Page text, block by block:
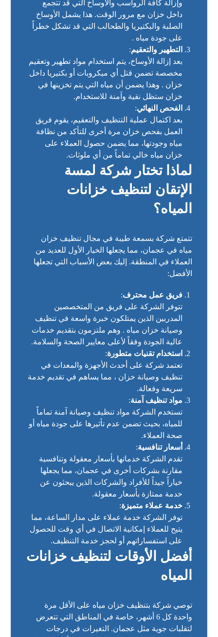
وإزالة كافة الرواسب والأوساخ التي قد تتجمع
داخل خزان مع مرور الوقت. هذا يشمل الأوساخ
الصلبة والبكتيريا والطحالب التي قد تشكل خطراً
على جودة مياه .
التطهير والتعقيم:
بعد إزالة الأوساخ، يتم استخدام مواد تطهير وتعقيم
مخصصة تضمن قتل أي ميكروبات أو بكتيريا داخل
خزان . وهذا يضمن أن مياه التي يتم تخزينها في
خزان ستظل نقية وآمنة للاستخدام.
الفحص النهائي:
بعد اكتمال عملية التنظيف والتعقيم، يقوم فريق
العمل بفحص خزان مرة أخرى للتأكد من نظافة
مياه وجودتها، مما يضمن حصول العملاء على
خزان مياه خالي تماماً من أي ملوثات.
لماذا تختار شركة لمسة
الإتقان لتنظيف خزانات
المياه؟
تتمتع شركة بسمعة طيبة في مجال تنظيف خزان
مياه في عجمان، مما يجعلها الخيار الأول للعديد من
العملاء في المنطقة. إليك بعض الأسباب التي تجعلها
الأفضل:
فريق عمل محترف:
تتوفر الشركة على فريق من المتخصصين
المدربين الذين يمتلكون خبرة واسعة في تنظيف
وصيانة خزان مياه . وهم ملتزمون بتقديم خدمات
عالية الجودة وفقاً لأعلى معايير الصحة والسلامة.
استخدام تقنيات متطورة:
تعتمد شركة على أحدث الأجهزة والمعدات في
تنظيف وصيانة خزان ، مما يساهم في تقديم خدمة
سريعة وفعالة.
مواد تنظيف آمنة:
تستخدم الشركة مواد تنظيف وصيانة آمنة تماماً
للمياه، بحيث تضمن عدم تأثيرها على جودة مياه أو
صحة العملاء.
أسعار تنافسية:
تقدم الشركة خدماتها بأسعار معقولة وتنافسية
مقارنة بشركات أخرى في عجمان، مما يجعلها
خياراً جيداً للأفراد والشركات الذين يبحثون عن
خدمة ممتازة بأسعار معقولة.
خدمة عملاء متميزة:
توفر الشركة خدمة عملاء على مدار الساعة، مما
يتيح للعملاء إمكانية الاتصال في أي وقت للحصول
على استفساراتهم أو لحجز خدمة التنظيف.
أفضل الأوقات لتنظيف خزانات
المياه
توصي شركة بتنظيف خزان مياه على الأقل مرة
واحدة كل 6 أشهر، خاصة في المناطق التي تتعرض
لتقلبات جوية مثل عجمان. التغيرات في درجات